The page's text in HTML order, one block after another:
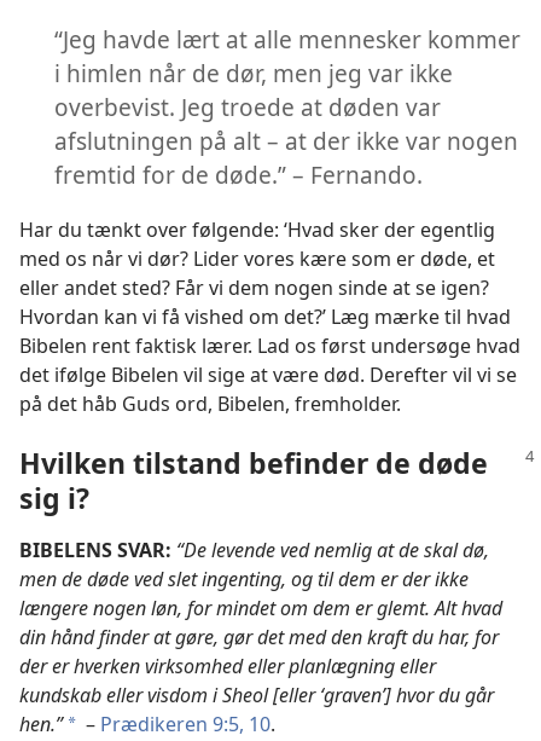
“Jeg havde lært at alle mennesker kommer
i himlen når de dør, men jeg var ikke
overbevist. Jeg troede at døden var
afslutningen på alt – at der ikke var nogen
fremtid for de døde.” – Fernando.
Har du tænkt over følgende: ‘Hvad sker der egentlig
med os når vi dør? Lider vores kære som er døde, et
eller andet sted? Får vi dem nogen sinde at se igen?
Hvordan kan vi få vished om det?’ Læg mærke til hvad
Bibelen rent faktisk lærer. Lad os først undersøge hvad
det ifølge Bibelen vil sige at være død. Derefter vil vi se
på det håb Guds ord, Bibelen, fremholder.
Hvilken tilstand befinder de døde
sig i?
BIBELENS SVAR: “De levende ved nemlig at de skal dø,
men de døde ved slet ingenting, og til dem er der ikke
længere nogen løn, for mindet om dem er glemt. Alt hvad
din hånd finder at gøre, gør det med den kraft du har, for
der er hverken virksomhed eller planlægning eller
kundskab eller visdom i Sheol [eller ‘graven’] hvor du går
hen.” * – Prædikeren 9:5, 10.